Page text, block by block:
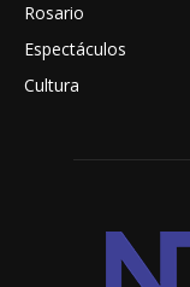
Rosario
Espectáculos
Cultura